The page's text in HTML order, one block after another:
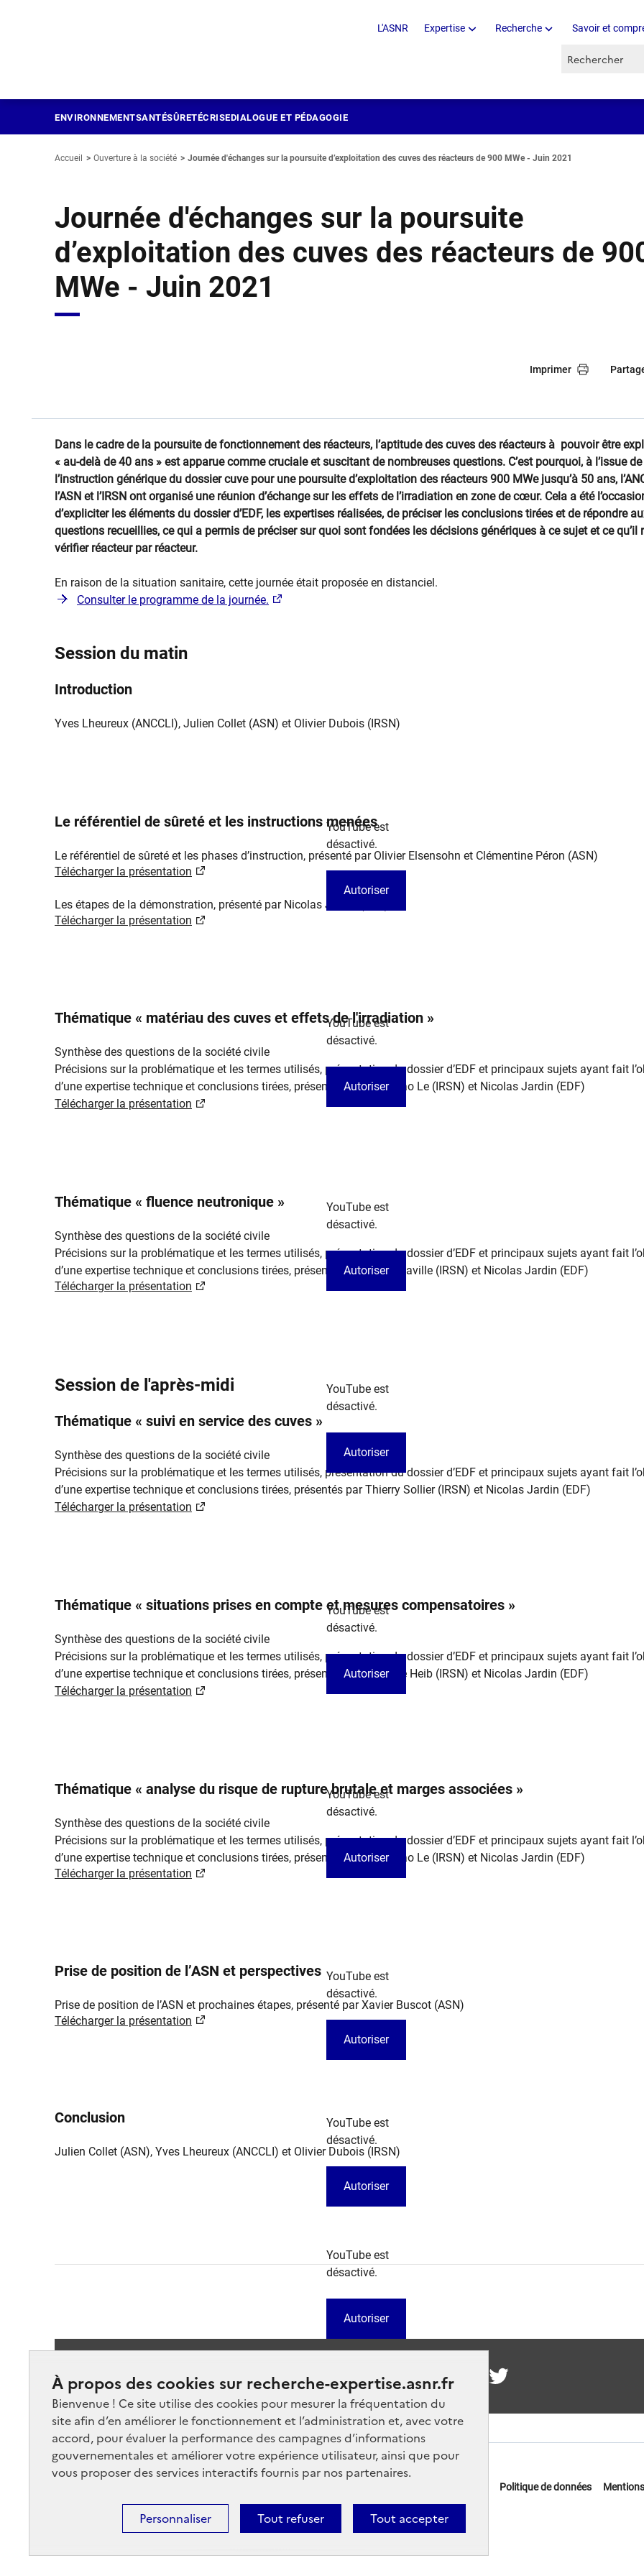
À propos des cookies sur recherche-expertise.asnr.fr
Bienvenue ! Ce site utilise des cookies pour mesurer la fréquentation du
site afin d’en améliorer le fonctionnement et l’administration et, avec votre
accord, pour évaluer la performance des campagnes d’informations
gouvernementales et améliorer votre expérience utilisateur, ainsi que pour
vous proposer des services interactifs fournis par nos partenaires.
Tout accepter
Tout refuser
Personnaliser
L'ASNR Expertise Recherche Savoir et
Recherche par
ENVIRONNEMENTSANTÉSÛRETÉCRISEDIALOGUE ET PÉDAGOGIE
Accueil Ouverture à la société Journée d'échanges sur la poursuite d’exploitation des cuves des réacteurs de 900 MWe - Juin 2021
Journée d'échanges sur la poursuite
d’exploitation des cuves des réacteurs de
MWe - Juin 2021
Imprimer
​Dans le cadre de la poursuite de fonctionnement des réacteurs, l’aptitude des cuves des réacteurs à ​​ pouvoir être
« au-delà de 40 ans » est apparue comme cruciale et suscitant de nombreuses questions. C’est pourquoi, à l’issue de
l’instruction générique du dossier cuve pour une poursuite d’exploitation des réacteurs 900 MWe jusqu’à 50 ans,
l’ASN et l’IRSN ont organisé une réunion d’échange sur les effets de l’irradiation en zone de cœ​ur. Cela a été
d’expliciter les éléments du dossier d’EDF, les expertises réalisées, de préciser les conclusions tirées et de répondre
questions recueillies, ce qui a permis de préciser sur quoi sont fondées les décisions génériques à ce sujet et ce qu’il
vérifier réacteur par réacteur.
​En raison de la situation sanitaire, cette journée était proposée en distanciel.
Consulter​ le programme de la journée.​
Session du matin
Introduction​
Yves Lheureux (ANCCLI), Ju​lien Collet​ (ASN) et Olivier Dubois (IRSN)​
YouTube est
désactivé.
Autoriser
Le référentiel de sûreté et les instructions menées
Le référentiel de sûreté et les phases d’instruction, présenté par Olivier Elsensohn et Clémentine Péron (ASN)
Télécharger la présentation​​​
Les étapes de la démonstration, présenté par Nicolas Jardin (EDF)
Télécharger la présentation​
YouTube est
désactivé.
Autoriser
Thématique « matériau des cuves et effets de l'irradiation »
Synthèse des questions de la société civile
Précisions sur la problématique et les termes utilisés, présentation du dossier d’EDF et principaux sujets ayant fait
d’une e​xpertise technique et conclusions tirées, présentés par Minh Bao Le (IRSN) et Nicolas Jardin (EDF) ​
Télécharger la présentation​​​​
YouTube est
désactivé.
Autoriser
Thématique « fluence neutronique »
Synthèse des questions de la société civile
Précisions sur la problématique et les termes utilisés, présentation du dossier d’EDF et principaux sujets ayant fait
d’une expertise technique et conclusions tirées, présentés par Cédric Laville (IRSN) et Nicolas Jardin (EDF) ​
Télécharger la présentation​
YouTube est
désactivé.
Autoriser
Session de l'après-midi
Thématique « suivi en service des cuves »
Synthèse des questions de la société civile
Précisions sur la problématique et les termes utilisés, présentation du dossier d’EDF et principaux sujets ayant fait
d’une expertise technique et conclusions tirées, présentés par Thierry Sollier (IRSN) et Nicolas Jardin (EDF) ​
Télécharger la présentation
YouTube est
désactivé.
Autoriser
Thématique « situations prises en compte et mesures compensatoires »
Synthèse des questions de la société civile
Précisions sur la problématique et les termes utilisés, présentation du dossier d’EDF et principaux sujets ayant fait
d’une expertise technique et conclusions tirées, présentés par Caroline Heib (IRSN) et Nicolas Jardin (EDF)
Télécharger la présentation
YouTube est
désactivé.
Autoriser
Thématique « analyse du risque de rupture brutale et marges associées »
Synthèse des questions de la société civile
Précisions sur la problématique et les termes utilisés, présentation du dossier d’EDF et principaux sujets ayant fait
d’une expertise technique et conclusions tirées, présentés par Minh Bao Le (IRSN) et Nicolas Jardin (EDF) ​
Télécharger la présentation​​
YouTube est
désactivé.
Autoriser
Prise de position de l’ASN et perspectives
Prise de position de l’ASN et prochaines étapes, présenté par Xavier Buscot (ASN)
Télécharger la présentation​​​
YouTube est
désactivé.
Autoriser
Conclusion​
Julien Collet (ASN), Yves Lheureux (ANCCLI) et Olivier Dubois (IRSN)​
YouTube est
désactivé.
Autoriser
Suivez-nous
Politique de données